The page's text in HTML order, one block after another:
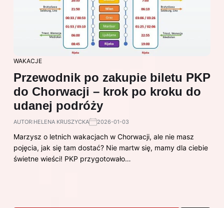
WAKACJE
Przewodnik po zakupie biletu PKP
do Chorwacji – krok po kroku do
udanej podróży
AUTOR:HELENA KRUSZYCKA 2026-01-03
Marzysz o letnich wakacjach w Chorwacji, ale nie masz
pojęcia, jak się tam dostać? Nie martw się, mamy dla ciebie
świetne wieści! PKP przygotowało…